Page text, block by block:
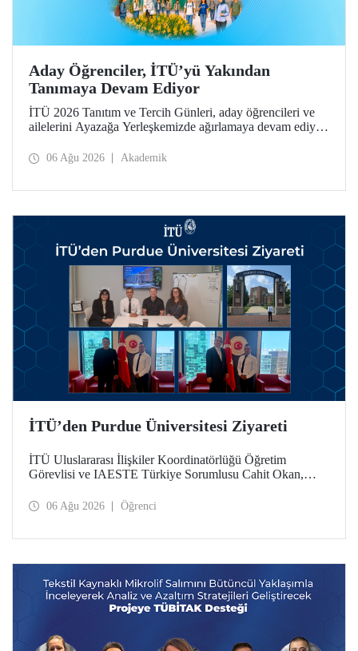
Aday Öğrenciler, İTÜ’yü Yakından
Tanımaya Devam Ediyor
İTÜ 2026 Tanıtım ve Tercih Günleri, aday öğrencileri ve
ailelerini Ayazağa Yerleşkemizde ağırlamaya devam ediyor.
ilgili fakülte ve birimler adaylara bilgi vermeye devam
06 Ağu 2026 Akademik
İTÜ’den Purdue Üniversitesi Ziyareti
İTÜ Uluslararası İlişkiler Koordinatörlüğü Öğretim
Görevlisi ve IAESTE Türkiye Sorumlusu Cahit Okan,
Temmuz tarihlerinde ABD’de dünyanın önde gelen
06 Ağu 2026 Öğrenci